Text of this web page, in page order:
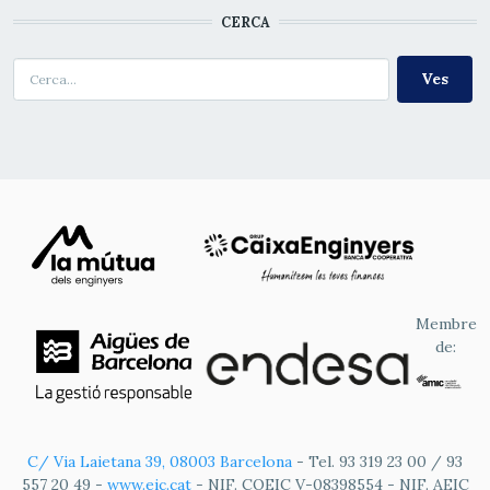
CERCA
Membre
de:
C/ Via Laietana 39, 08003 Barcelona - Tel. 93 319 23 00 / 93
557 20 49 - www.eic.cat- NIF. COEIC V-08398554 - NIF. AEIC